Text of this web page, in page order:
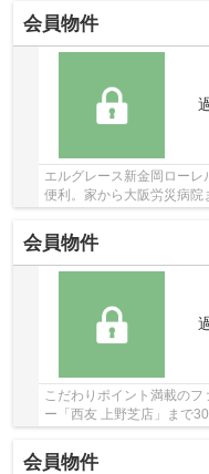
会員物件
エルグレース新金岡ロー
便利。家から大阪労災病
会員物件
こだわりポイント満載の
ー「西友 上野芝店」まで
古マンションです。この物
会員物件